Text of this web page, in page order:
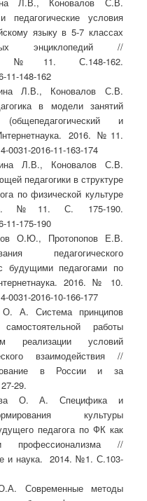
педагогические условия
языку в 5-7 классах
энциклопедий //
№11. С.148-162.
11-148-162
Л.В., Коновалов С.В.
в модели занятий
и
2016. №11.
0031-2016-11-163-174
Л.В., Коновалов С.В.
педагогики в структуре
по физической культуре
№11. С. 175-190.
11-175-190
О.Ю., Протопопов Е.В.
педагогического
будущими педагогами по
2016. № 10.
0031-2016-10-166-177
А. Система принципов
работы
реализации условий
взаимодействия //
в России и за
29.
О. А. Специфика и
культуры
педагога по ФК как
профессионализма //
и наука. 2014. №1. С.103-
Современные методы